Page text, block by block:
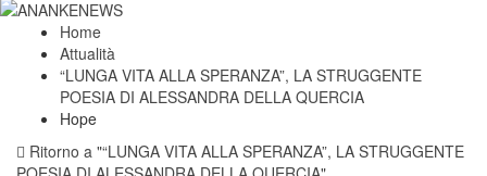
Home
Attualità
“LUNGA VITA ALLA SPERANZA”, LA STRUGGENTE
POESIA DI ALESSANDRA DELLA QUERCIA
Hope
Ritorno a "“LUNGA VITA ALLA SPERANZA”, LA STRUGGENTE